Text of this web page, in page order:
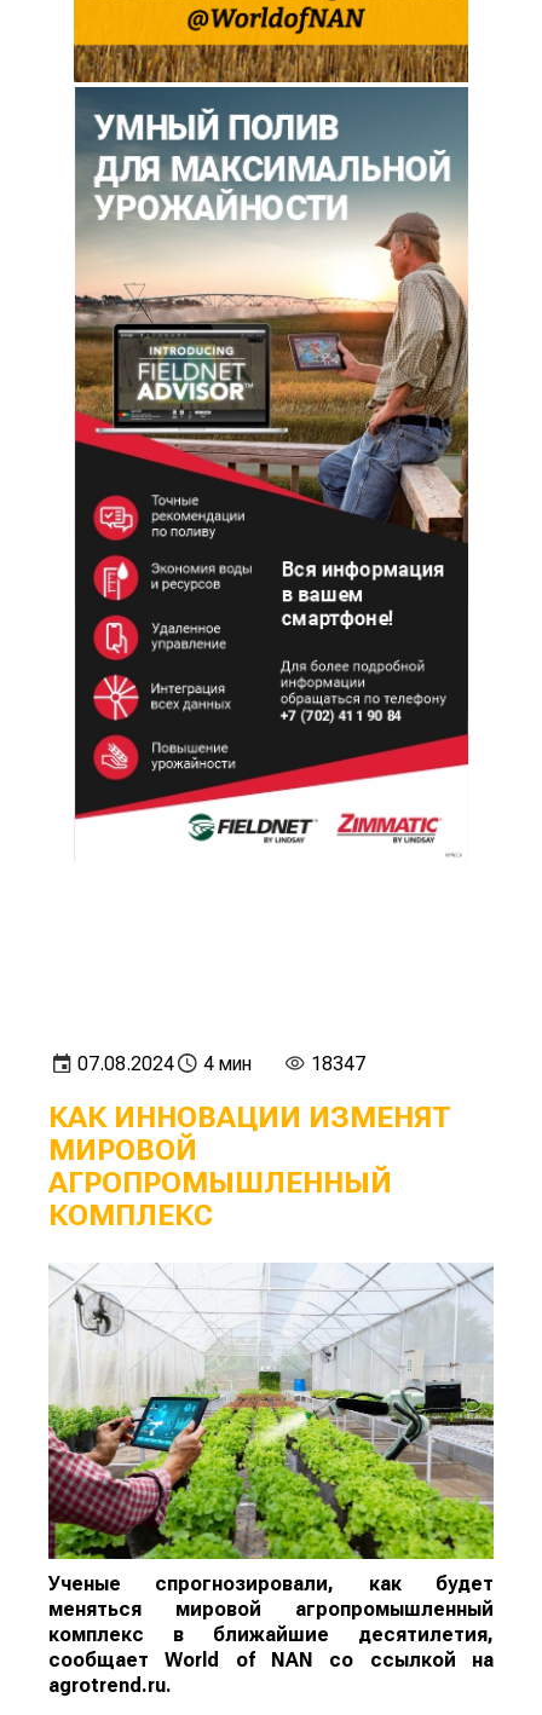
07.08.2024 4 мин 18347
КАК ИННОВАЦИИ ИЗМЕНЯТ
МИРОВОЙ
АГРОПРОМЫШЛЕННЫЙ
КОМПЛЕКС
Ученые спрогнозировали, как будет
меняться мировой агропромышленный
комплекс в ближайшие десятилетия,
сообщаетWorld of NAN
со ссылкой на
agrotrend.ru.